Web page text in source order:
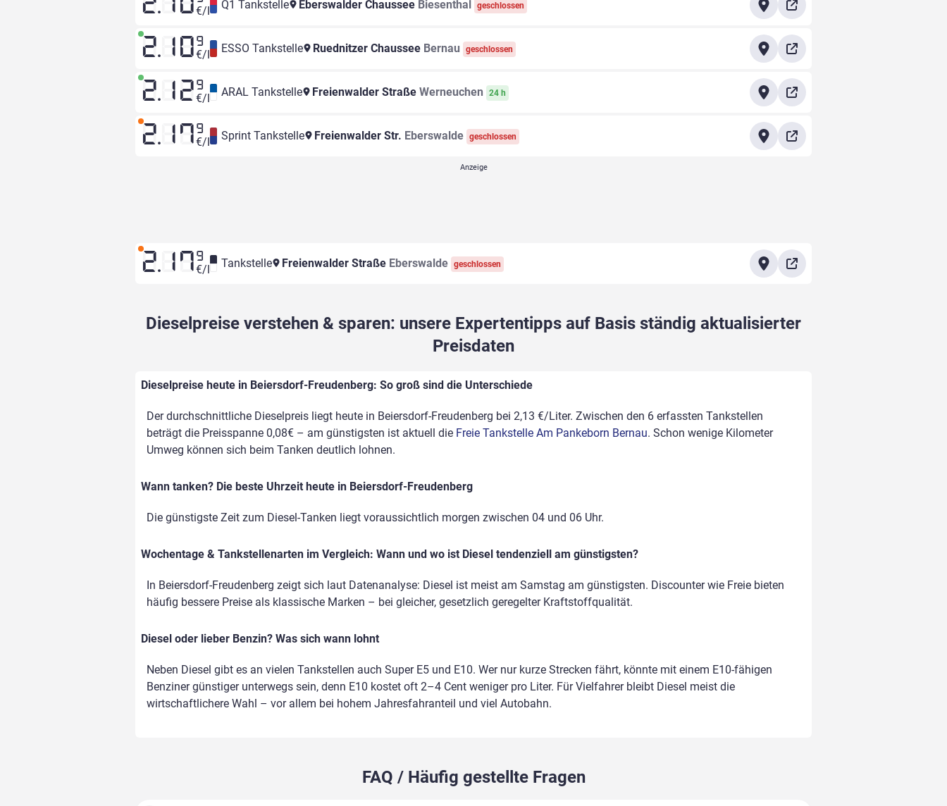
€/l Q1 Tankstelle Eberswalder Chaussee Biesenthal geschlossen
2.10 9
€/l ESSO Tankstelle Ruednitzer Chaussee Bernau geschlossen
2.12 9
€/l ARAL Tankstelle Freienwalder Straße Werneuchen 24 h
2.17 9
€/l Sprint Tankstelle Freienwalder Str. Eberswalde geschlossen
2.17 9
€/l Tankstelle Freienwalder Straße Eberswalde geschlossen
Dieselpreise verstehen & sparen: unsere Expertentipps auf Basis ständig aktualisierter
Preisdaten
Dieselpreise heute in Beiersdorf-Freudenberg: So groß sind die Unterschiede
Der durchschnittliche Dieselpreis liegt heute in Beiersdorf-Freudenberg bei 2,13 €/Liter. Zwischen den 6 erfassten Tankstellen
beträgt die Preisspanne 0,08€ – am günstigsten ist aktuell die Freie Tankstelle Am Pankeborn Bernau. Schon wenige Kilometer
Umweg können sich beim Tanken deutlich lohnen.
Wann tanken? Die beste Uhrzeit heute in Beiersdorf-Freudenberg
Die günstigste Zeit zum Diesel-Tanken liegt voraussichtlich morgen zwischen 04 und 06 Uhr.
Wochentage & Tankstellenarten im Vergleich: Wann und wo ist Diesel tendenziell am günstigsten?
In Beiersdorf-Freudenberg zeigt sich laut Datenanalyse: Diesel ist meist am Samstag am günstigsten. Discounter wie Freie bieten
häufig bessere Preise als klassische Marken – bei gleicher, gesetzlich geregelter Kraftstoffqualität.
Diesel oder lieber Benzin? Was sich wann lohnt
Neben Diesel gibt es an vielen Tankstellen auch Super E5 und E10. Wer nur kurze Strecken fährt, könnte mit einem E10-fähigen
Benziner günstiger unterwegs sein, denn E10 kostet oft 2–4 Cent weniger pro Liter. Für Vielfahrer bleibt Diesel meist die
wirtschaftlichere Wahl – vor allem bei hohem Jahresfahranteil und viel Autobahn.
FAQ / Häufig gestellte Fragen